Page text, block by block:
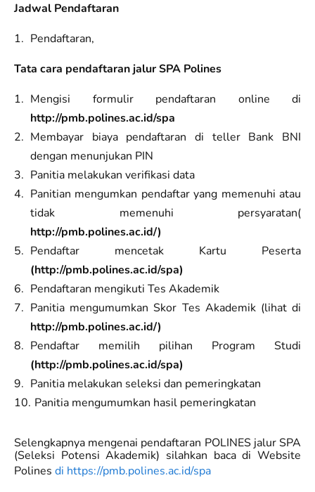
Jadwal Pendaftaran
Pendaftaran,
Tata cara pendaftaran jalur SPA Polines
Mengisi formulir pendaftaran online di
http://pmb.polines.ac.id/spa
Membayar biaya pendaftaran di teller Bank BNI
dengan menunjukan PIN
Panitia melakukan verifikasi data
Panitian mengumkan pendaftar yang memenuhi atau
tidak memenuhi persyaratan(
http://pmb.polines.ac.id/)
Pendaftar mencetak Kartu Peserta
(http://pmb.polines.ac.id/spa)
Pendaftaran mengikuti Tes Akademik
Panitia mengumumkan Skor Tes Akademik (lihat di
http://pmb.polines.ac.id/)
Pendaftar memilih pilihan Program Studi
(http://pmb.polines.ac.id/spa)
Panitia melakukan seleksi dan pemeringkatan
Panitia mengumumkan hasil pemeringkatan
Selengkapnya mengenai pendaftaran POLINES jalur SPA
(Seleksi Potensi Akademik) silahkan baca di Website
Polines di https://pmb.polines.ac.id/spa